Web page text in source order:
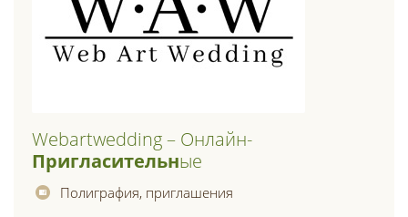
Webartwedding – Онлайн-
ПригласительнЫе
Полиграфия, приглашения